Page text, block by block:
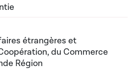
étrangères et
du Commerce
Région